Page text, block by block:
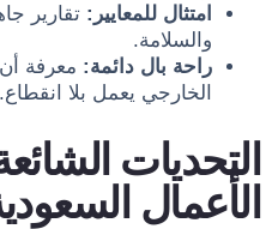
امتثال للمعايير: تقارير
والسلامة.
راحة بال دائمة: معرفة
الخارجي يعمل بلا انقطاع.
التحديات
الأعمال